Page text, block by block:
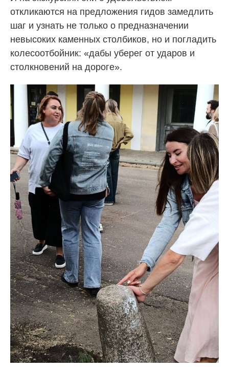
откликаются на предложения гидов замедлить
шаг и узнать не только о предназначении
невысоких каменных столбиков, но и погладить
колесоотбойник: «дабы уберег от ударов и
столкновений на дороге».